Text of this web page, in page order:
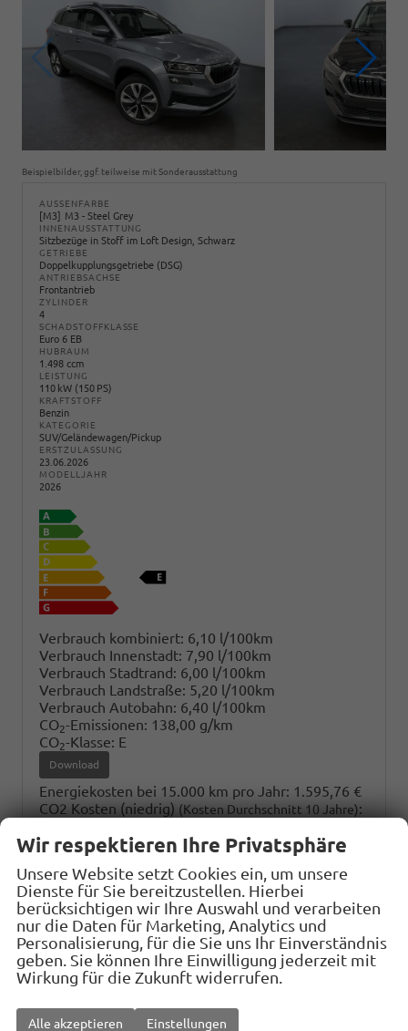
Beispielbilder, ggf. teilweise mit Sonderausstattung
AUSSENFARBE
M3 M3 - Steel Grey
INNENAUSSTATTUNG
Sitzbezüge in Stoff im Loft Design, Schwarz
GETRIEBE
Doppelkupplungsgetriebe (DSG)
ANTRIEBSACHSE
Frontantrieb
ZYLINDER
4
SCHADSTOFFKLASSE
Euro 6 EB
HUBRAUM
1.498 ccm
LEISTUNG
110 kW (150 PS)
KRAFTSTOFF
Benzin
KATEGORIE
SUV/Geländewagen/Pickup
ERSTZULASSUNG
23.06.2026
MODELLJAHR
2026
Verbrauch kombiniert: 6,10 l/100km
Verbrauch Innenstadt: 7,90 l/100km
Verbrauch Stadtrand: 6,00 l/100km
Verbrauch Landstraße: 5,20 l/100km
Verbrauch Autobahn: 6,40 l/100km
CO2-Emissionen: 138,00 g/km
CO2-Klasse: E
Download
Energiekosten bei 15.000 km pro Jahr: 1.595,76 €
CO2 Kosten (niedrig) (Kosten Durchschnitt 10 Jahre):
CO2 Kosten (mittel)(Kosten Durchschnitt 10 Jahre)
2.949,75 €
CO2 Kosten (hoch)(Kosten Durchschnitt 10 Jahre):
4.554,- €
Jahressteuer: 122,- €
Wir respektieren Ihre Privatsphäre
Unsere Website setzt Cookies ein, um unsere
Dienste für Sie bereitzustellen. Hierbei
berücksichtigen wir Ihre Auswahl und verarbeiten
nur die Daten für Marketing, Analytics und
Personalisierung, für die Sie uns Ihr Einverständnis
geben. Sie können Ihre Einwilligung jederzeit mit
Wirkung für die Zukunft widerrufen.
Alle akzeptieren Einstellungen